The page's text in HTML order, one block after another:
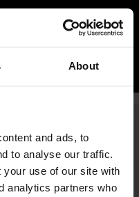
About
and ads, to
to analyse our traffic.
your use of our site with
analytics partners who